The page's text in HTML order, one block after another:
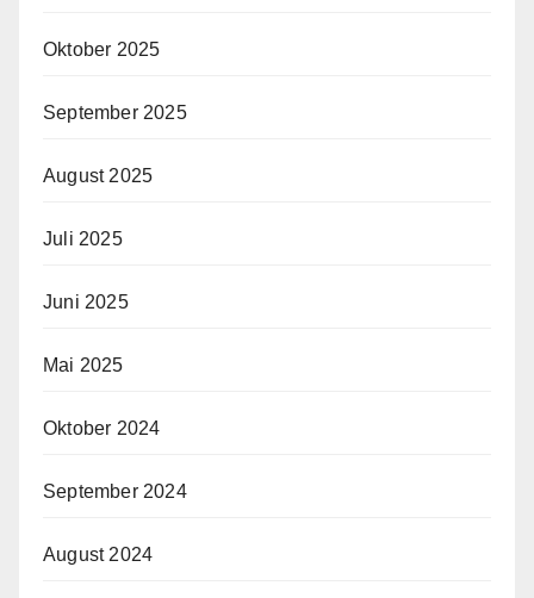
Oktober 2025
September 2025
August 2025
Juli 2025
Juni 2025
Mai 2025
Oktober 2024
September 2024
August 2024